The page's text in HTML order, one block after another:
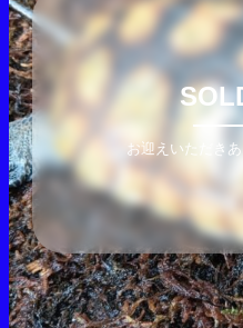
お迎えいただき